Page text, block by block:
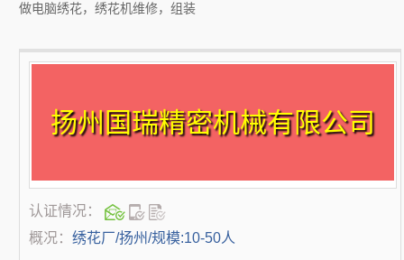
做电脑绣花，绣花机维修，组装
扬州国瑞精密机械有限公司
认证情况：
概况： 绣花厂/扬州/规模:10-50人